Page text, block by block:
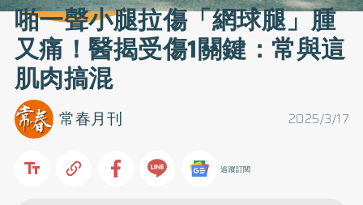
啪一聲小腿拉傷「網球腿」腫
又痛！醫揭受傷1關鍵：常與這
肌肉搞混
2025/3/17
常春月刊
追蹤訂閱